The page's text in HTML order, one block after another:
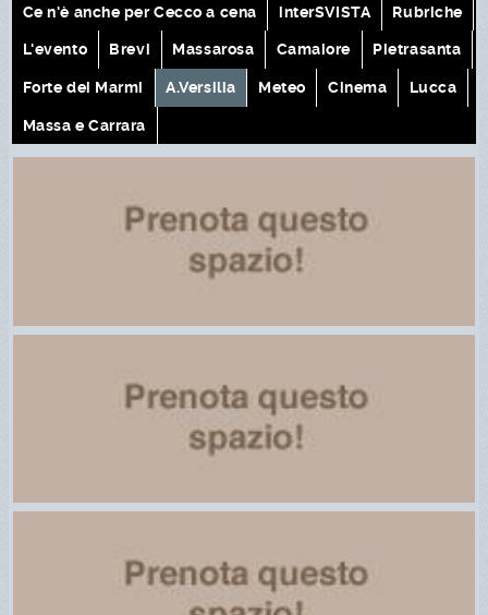
Ce n'è anche per Cecco a cena interSVISTA Rubriche
L'evento Brevi Massarosa Camaiore Pietrasanta
Forte dei Marmi A.Versilia Meteo Cinema Lucca
Massa e Carrara